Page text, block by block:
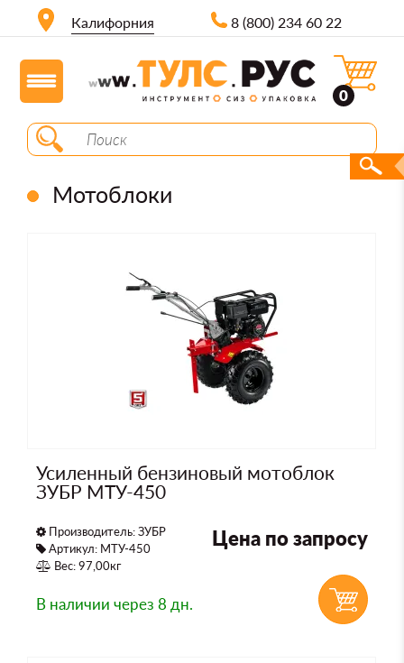
Калифорния 8 (800) 234 60 22
0
Мотоблоки
Усиленный бензиновый мотоблок
ЗУБР МТУ-450
Производитель:ЗУБР
Артикул: МТУ-450
Вес: 97,00кг
Цена по запросу
В наличии через 8 дн.